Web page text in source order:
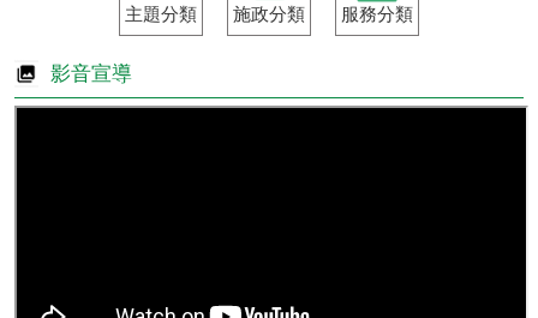
主題分類 施政分類 服務分類
影音宣導